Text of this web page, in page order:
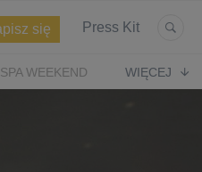
Press Kit
SPA WEEKEND
WIĘCEJ